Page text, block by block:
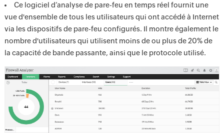
Ce logiciel d’analyse de pare-feu en temps réel fournit une
vue d'ensemble de tous les utilisateurs qui ont accédé à Internet
via les dispositifs de pare-feu configurés. Il montre également le
nombre d'utilisateurs qui utilisent moins de ou plus de 20% de
la capacité de bande passante, ainsi que le protocole utilisé.